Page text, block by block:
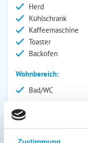
Herd
Kühlschrank
Kaffeemaschine
Toaster
Backofen
Wohnbereich:
Bad/WC
Außenanlage:
Garten/Liegewiese
Grill